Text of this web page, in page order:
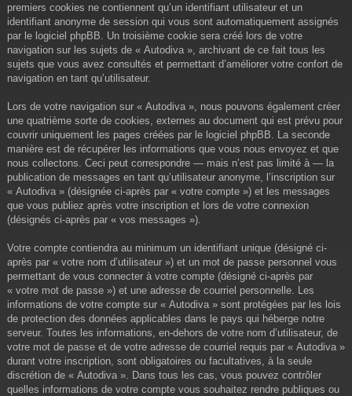
premiers cookies ne contiennent qu’un identifiant utilisateur et un
identifiant anonyme de session qui vous sont automatiquement assignés
par le logiciel phpBB. Un troisième cookie sera créé lors de votre
navigation sur les sujets de « Autodiva », archivant de ce fait tous les
sujets que vous avez consultés et permettant d’améliorer votre confort de
navigation en tant qu’utilisateur.
Lors de votre navigation sur « Autodiva », nous pouvons également créer
une quatrième sorte de cookies, externes au document qui est prévu pour
couvrir uniquement les pages créées par le logiciel phpBB. La seconde
manière est de récupérer les informations que vous nous envoyez et que
nous collectons. Ceci peut correspondre — mais n’est pas limité à — la
publication de messages en tant qu’utilisateur anonyme, l’inscription sur
« Autodiva » (désignée ci-après par « votre compte ») et les messages
que vous publiez après votre inscription et lors de votre connexion
(désignés ci-après par « vos messages »).
Votre compte contiendra au minimum un identifiant unique (désigné ci-
après par « votre nom d’utilisateur ») et un mot de passe personnel vous
permettant de vous connecter à votre compte (désigné ci-après par
« votre mot de passe ») et une adresse de courriel personnelle. Les
informations de votre compte sur « Autodiva » sont protégées par les lois
de protection des données applicables dans le pays qui héberge notre
serveur. Toutes les informations, en-dehors de votre nom d’utilisateur, de
votre mot de passe et de votre adresse de courriel requis par « Autodiva »
durant votre inscription, sont obligatoires ou facultatives, à la seule
discrétion de « Autodiva ». Dans tous les cas, vous pouvez contrôler
quelles informations de votre compte vous souhaitez rendre publiques ou